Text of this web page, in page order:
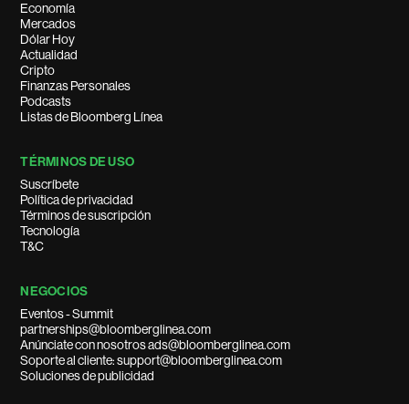
Economía
Mercados
Dólar Hoy
Actualidad
Cripto
Finanzas Personales
Podcasts
Listas de Bloomberg Línea
TÉRMINOS DE USO
Suscríbete
Política de privacidad
Términos de suscripción
Tecnología
T&C
NEGOCIOS
Eventos - Summit
partnerships@bloomberglinea.com
Anúnciate con nosotros ads@bloomberglinea.com
Soporte al cliente: support@bloomberglinea.com
Soluciones de publicidad